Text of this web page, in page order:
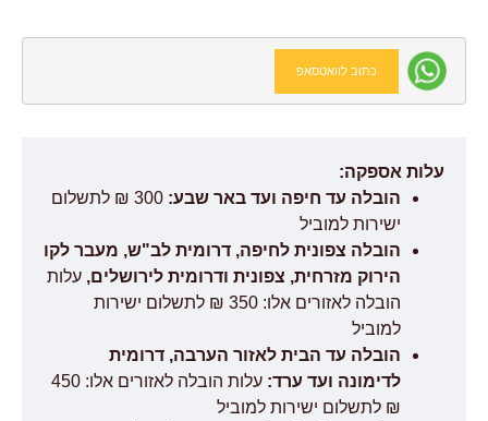
כתוב לוואטסאפ
עלות אספקה:
הובלה עד חיפה ועד באר שבע:
300 ₪ לתשלום
ישירות למוביל
הובלה צפונית לחיפה, דרומית לב"ש, מעבר לקו
הירוק מזרחית, צפונית ודרומית לירושלים, עלות
הובלה לאזורים אלו: 350 ₪ לתשלום ישירות
למוביל
הובלה עד הבית לאזור הערבה, דרומית
לדימונה ועד ערד:
עלות הובלה לאזורים אלו: 450
₪ לתשלום ישירות למוביל